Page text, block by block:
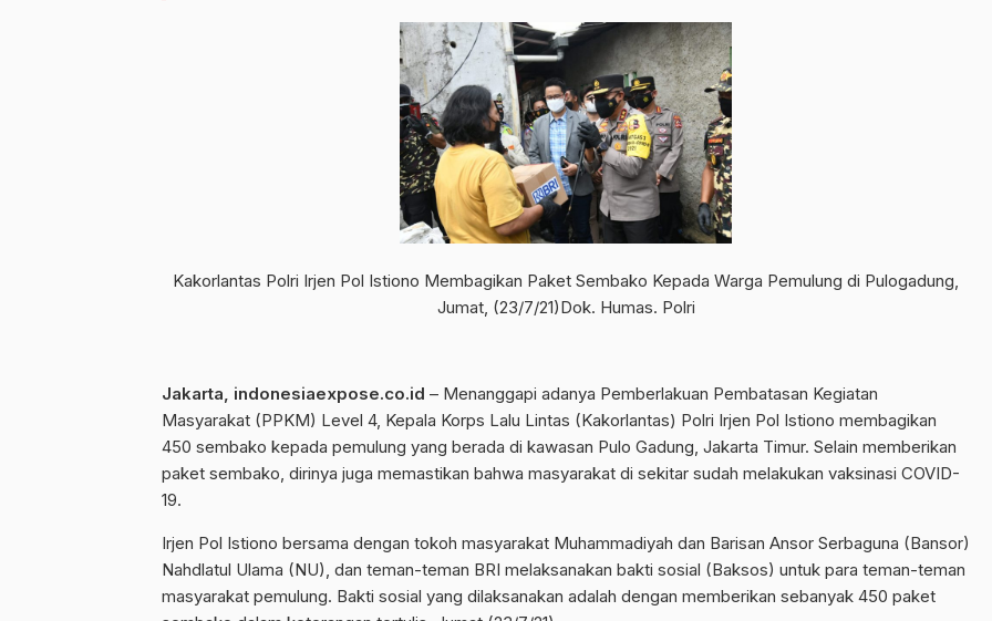
Kakorlantas Polri Irjen Pol Istiono Membagikan Paket Sembako Kepada Warga Pemulung di Pulogadung,
Jumat, (23/7/21)Dok. Humas. Polri
Jakarta, indonesiaexpose.co.id – Menanggapi adanya Pemberlakuan Pembatasan Kegiatan
Masyarakat (PPKM) Level 4, Kepala Korps Lalu Lintas (Kakorlantas) Polri Irjen Pol Istiono membagikan
450 sembako kepada pemulung yang berada di kawasan Pulo Gadung, Jakarta Timur. Selain memberikan
paket sembako, dirinya juga memastikan bahwa masyarakat di sekitar sudah melakukan vaksinasi COVID-
19.
Irjen Pol Istiono bersama dengan tokoh masyarakat Muhammadiyah dan Barisan Ansor Serbaguna (Bansor)
Nahdlatul Ulama (NU), dan teman-teman BRI melaksanakan bakti sosial (Baksos) untuk para teman-teman
masyarakat pemulung. Bakti sosial yang dilaksanakan adalah dengan memberikan sebanyak 450 paket